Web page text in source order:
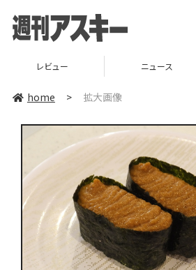
レビュー ニュース
home > 拡大画像